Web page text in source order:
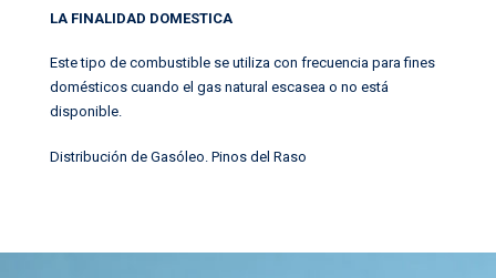
LA FINALIDAD DOMESTICA
Este tipo de combustible se utiliza con frecuencia para fines
domésticos cuando el gas natural escasea o no está
disponible.
Distribución de Gasóleo Pinos del Raso